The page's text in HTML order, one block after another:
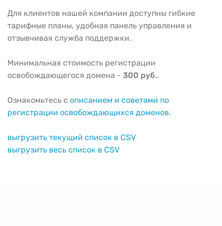
Для клиентов нашей компании доступны гибкие
тарифные планы, удобная панель управления и
отзывчивая служба поддержки.
Минимальная стоимость регистрации
освобождающегося домена - 300 руб..
Ознакомьтесь с описанием и советами по
регистрации освобождающихся доменов.
выгрузить текущий список в CSV
выгрузить весь список в CSV